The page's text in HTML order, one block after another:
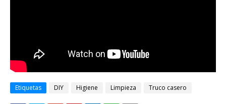
Etiquetas DIY Higiene Limpieza Truco casero